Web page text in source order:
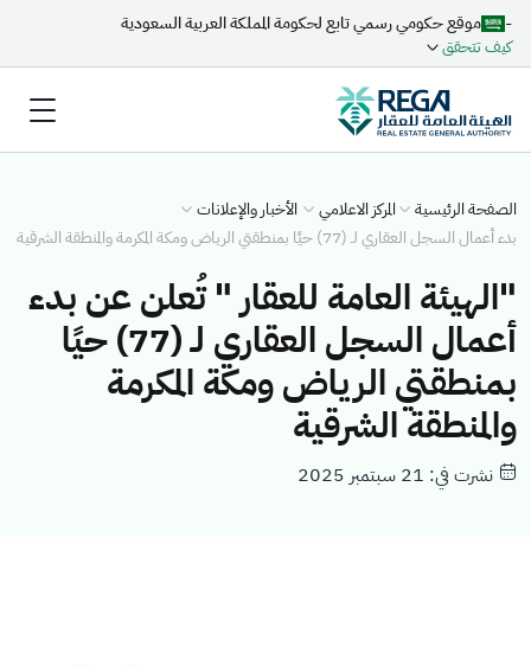
-
موقع حكومي رسمي تابع لحكومة المملكة العربية السعودية
كيف تتحقق
الصفحة الرئيسية المركز الاعلامي
الأخبار والإعلانات
بدء أعمال السجل العقاري لـ (77) حيًا بمنطقتي الرياض ومكة المكرمة والمنطقة الشرقية
"الهيئة العامة للعقار " تُعلن عن بدء
أعمال السجل العقاري لـ (77) حيًا
بمنطقتي الرياض ومكة المكرمة
والمنطقة الشرقية
نشرت في: 21 سبتمبر 2025